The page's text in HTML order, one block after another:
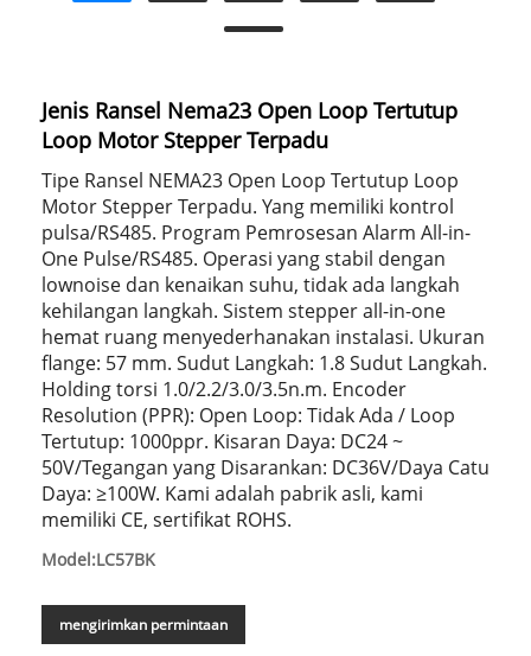
Jenis Ransel Nema23 Open Loop Tertutup
Loop Motor Stepper Terpadu
Tipe Ransel NEMA23 Open Loop Tertutup Loop
Motor Stepper Terpadu. Yang memiliki kontrol
pulsa/RS485. Program Pemrosesan Alarm All-in-
One Pulse/RS485. Operasi yang stabil dengan
lownoise dan kenaikan suhu, tidak ada langkah
kehilangan langkah. Sistem stepper all-in-one
hemat ruang menyederhanakan instalasi. Ukuran
flange: 57 mm. Sudut Langkah: 1.8 Sudut Langkah.
Holding torsi 1.0/2.2/3.0/3.5n.m. Encoder
Resolution (PPR): Open Loop: Tidak Ada / Loop
Tertutup: 1000ppr. Kisaran Daya: DC24 ~
50V/Tegangan yang Disarankan: DC36V/Daya Catu
Daya: ≥100W. Kami adalah pabrik asli, kami
memiliki CE, sertifikat ROHS.
Model:LC57BK
mengirimkan permintaan